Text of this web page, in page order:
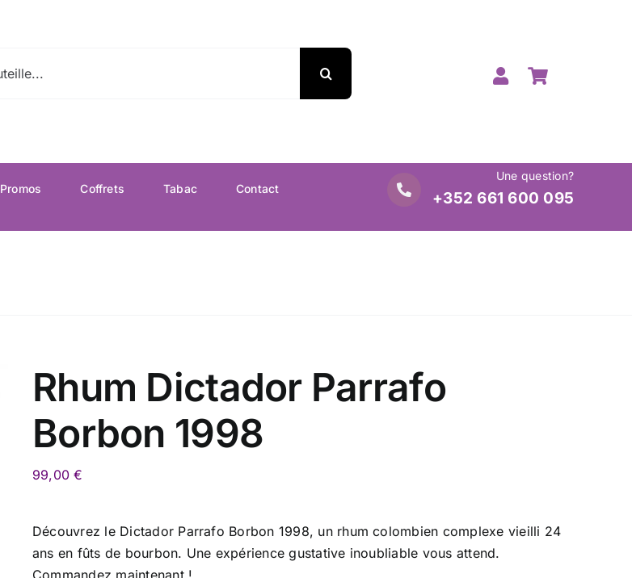
Promos Coffrets Tabac Contact
Une question?
+352 661 600 095
Rhum Dictador Parrafo
Borbon 1998
99,00€
Découvrez le Dictador Parrafo Borbon 1998, un rhum colombien complexe vieilli 24
ans en fûts de bourbon. Une expérience gustative inoubliable vous attend.